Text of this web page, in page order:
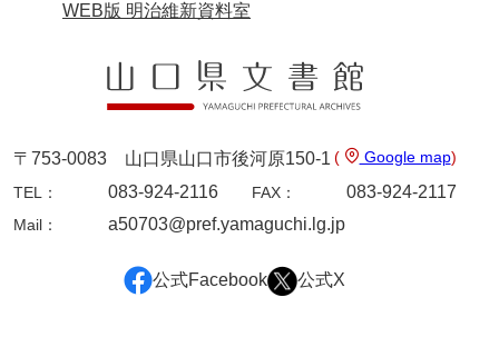
WEB版 明治維新資料室
〒753-0083 山口県山口市後河原150-1 ( Google map)
TEL：
083-924-2116 FAX： 083-924-2117
Mail： a50703@pref.yamaguchi.lg.jp
公式Facebook 公式X